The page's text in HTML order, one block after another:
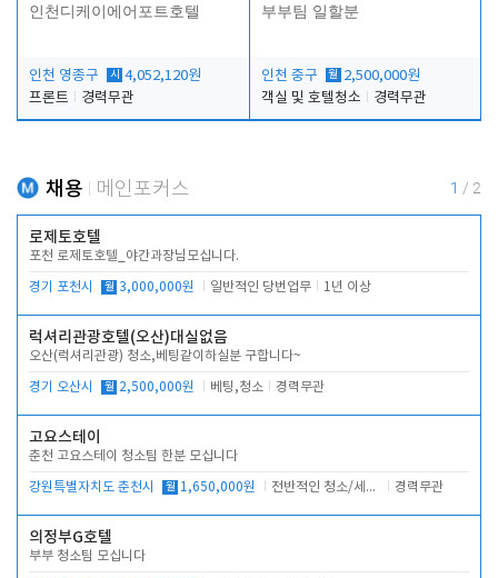
인천디케이에어포트호텔
인천 영종구 시 4,052,120원
프론트
경력무관
부부팀 일할분
인천 중구 월 2,500,000원
객실 및 호텔청소
경력무관
채용 메인포커스 1 / 2
로제토호텔
포천 로제토호텔_야간과장님모십니다.
경기 포천시 월 3,000,000원 일반적인 당번업무 1년 이상
럭셔리관광호텔(오산)대실없음
오산(럭셔리관광) 청소,베팅같이하실분 구합니다~
경기 오산시 월 2,500,000원 베팅,청소 경력무관
고요스테이
춘천 고요스테이 청소팀 한분 모십니다
강원특별자치도 춘천시 월 1,650,000원 전반적인 청소/세탁업무 경력무관
의정부G호텔
부부 청소팀 모십니다